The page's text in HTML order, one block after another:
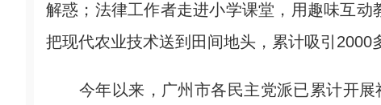
解惑；法律工作者走进小学课堂，用趣味互动
把现代农业技术送到田间地头，累计吸引2000
今年以来，广州市各民主党派已累计开展